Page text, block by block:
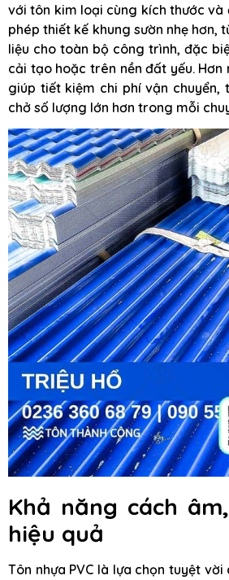
với tôn kim loại cùng kích thước và
phép thiết kế khung sườn nhẹ hơn,
liệu cho toàn bộ công trình, đặc
cải tạo hoặc trên nền đất yếu. Hơn
giúp tiết kiệm chi phí vận chuyển,
chở số lượng lớn hơn trong mỗi
Khả năng cách
hiệu quả
Tôn nhựa PVC là lựa chọn tuyệt